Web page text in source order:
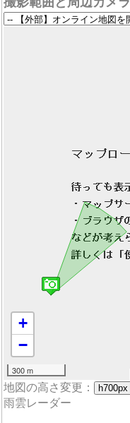
+
−
300 m
地図の高さ変更： h700px
雨雲レーダー